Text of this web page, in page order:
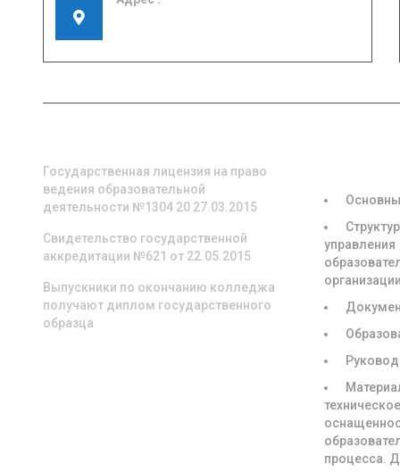
Государственная лицензия на право
ведения образовательной
деятельности №1304 20 27.03.2015
Свидетельство государственной
аккредитации №621 от 22.05.2015
Выпускники по окончанию колледжа
получают диплом государственного
образца
управления
процесса.